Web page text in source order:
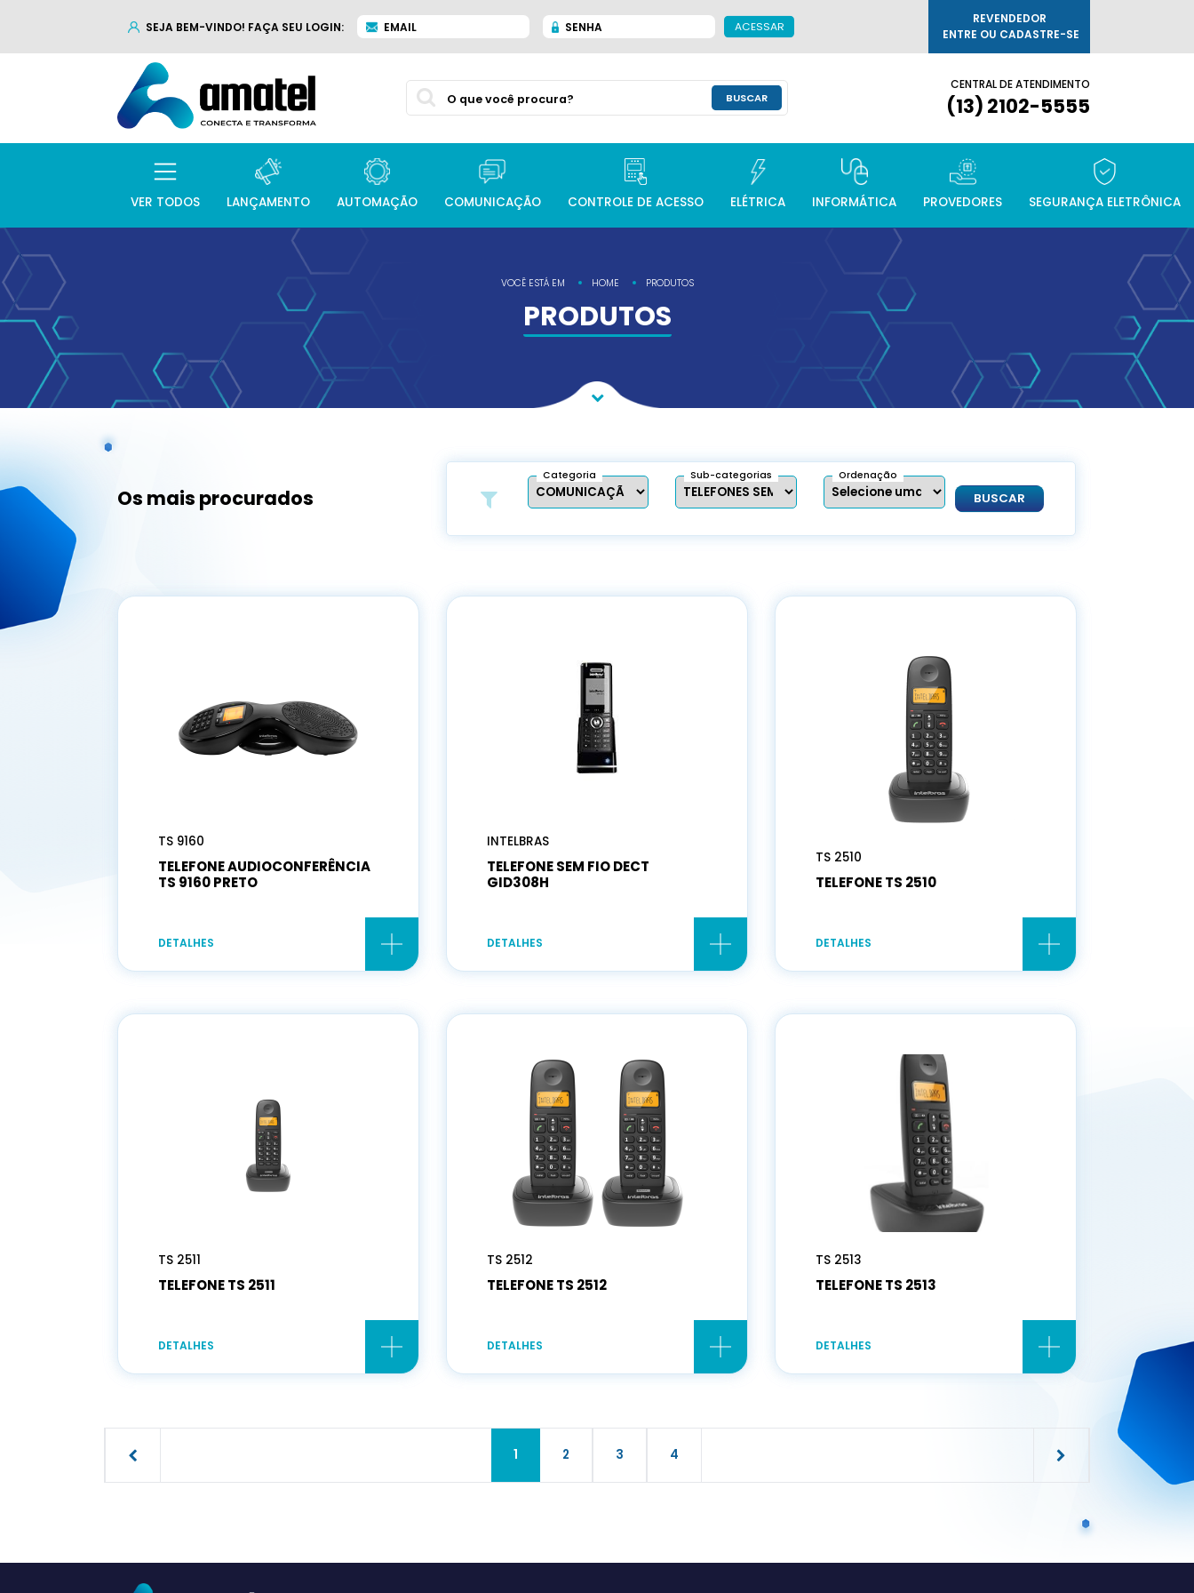
SEJA BEM-VINDO! FAÇA SEU LOGIN: EMAIL SENHA ACESSAR
REVENDEDOR
ENTRE OU CADASTRE-SE
BUSCAR
CENTRAL DE ATENDIMENTO
(13) 2102-5555
VER TODOS LANÇAMENTO AUTOMAÇÃO COMUNICAÇÃO CONTROLE DE ACESSO ELÉTRICA INFORMÁTICA PROVEDORES SEGURANÇA ELETRÔNICA
VOCÊ ESTÁ EM HOME PRODUTOS
PRODUTOS
Os mais procurados
Categoria Sub-categorias Ordenação
BUSCAR
TS 9160
TELEFONE AUDIOCONFERÊNCIA
TS 9160 PRETO
DETALHES
INTELBRAS
TELEFONE SEM FIO DECT
GID308H
DETALHES
TS 2510
TELEFONE TS 2510
DETALHES
TS 2511
TELEFONE TS 2511
DETALHES
TS 2512
TELEFONE TS 2512
DETALHES
TS 2513
TELEFONE TS 2513
DETALHES
1 2 3 4